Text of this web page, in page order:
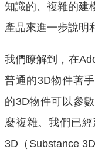
知識的、複雜的建
產品來進一步說明
我們瞭解到，在
普通的3D物件著
的3D物件可以參
麼複雜。我們已
3D（Substance